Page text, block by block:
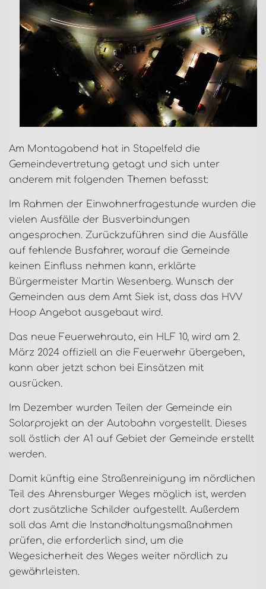
Am Montagabend hat in Stapelfeld die
Gemeindevertretung getagt und sich unter
anderem mit folgenden Themen befasst:
Im Rahmen der Einwohnerfragestunde wurden die
vielen Ausfälle der Busverbindungen
angesprochen. Zurückzuführen sind die Ausfälle
auf fehlende Busfahrer, worauf die Gemeinde
keinen Einfluss nehmen kann, erklärte
Bürgermeister Martin Wesenberg. Wunsch der
Gemeinden aus dem Amt Siek ist, dass das HVV
Hoop Angebot ausgebaut wird.
Das neue Feuerwehrauto, ein HLF 10, wird am 2.
März 2024 offiziell an die Feuerwehr übergeben,
kann aber jetzt schon bei Einsätzen mit
ausrücken.
Im Dezember wurden Teilen der Gemeinde ein
Solarprojekt an der Autobahn vorgestellt. Dieses
soll östlich der A1 auf Gebiet der Gemeinde erstellt
werden.
Damit künftig eine Straßenreinigung im nördlichen
Teil des Ahrensburger Weges möglich ist, werden
dort zusätzliche Schilder aufgestellt. Außerdem
soll das Amt die Instandhaltungsmaßnahmen
prüfen, die erforderlich sind, um die
Wegesicherheit des Weges weiter nördlich zu
gewährleisten.